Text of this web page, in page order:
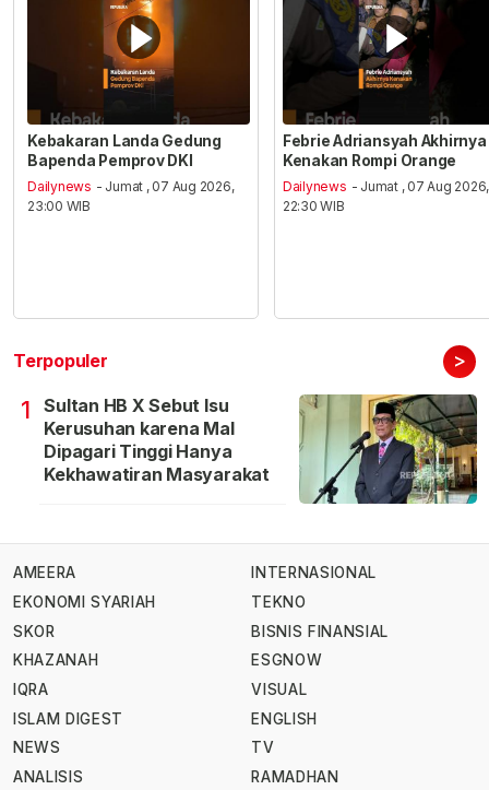
Kebakaran Landa Gedung
Bapenda Pemprov DKI
Dailynews - Jumat , 07 Aug 2026,
23:00 WIB
Febrie Adriansyah Akhirnya
Kenakan Rompi Orange
Dailynews - Jumat , 07 Aug 2026,
22:30 WIB
Terpopuler >
1
Sultan HB X Sebut Isu
Kerusuhan karena Mal
Dipagari Tinggi Hanya
Kekhawatiran Masyarakat
AMEERA
EKONOMI SYARIAH
SKOR
KHAZANAH
IQRA
ISLAM DIGEST
NEWS
ANALISIS
INTERNASIONAL
TEKNO
BISNIS FINANSIAL
ESGNOW
VISUAL
ENGLISH
TV
RAMADHAN